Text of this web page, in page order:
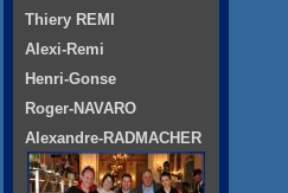
Thiery REMI
Alexi-Remi
Henri-Gonse
Roger-NAVARO
Alexandre-RADMACHER